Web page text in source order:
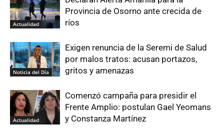
Actualidad
Provincia de Osorno ante crecida de
ríos
Noticia del Día
Exigen renuncia de la Seremi de Salud
por malos tratos: acusan portazos,
gritos y amenazas
Actualidad
Comenzó campaña para presidir el
Frente Amplio: postulan Gael Yeomans
y Constanza Martínez